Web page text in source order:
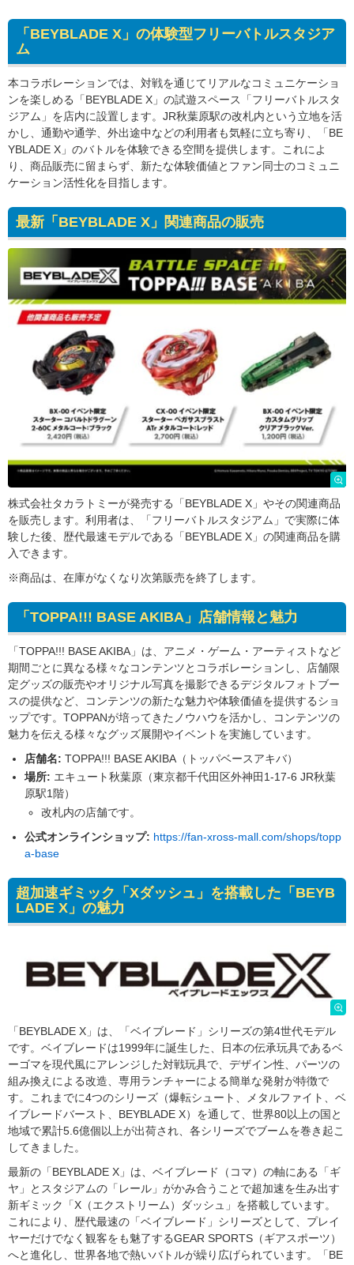
「BEYBLADE X」の体験型フリーバトルスタジア
ム
本コラボレーションでは、対戦を通じてリアルなコミュニケーショ
ンを楽しめる「BEYBLADE X」の試遊スペース「フリーバトルスタ
ジアム」を店内に設置します。JR秋葉原駅の改札内という立地を活
かし、通勤や通学、外出途中などの利用者も気軽に立ち寄り、「BE
YBLADE X」のバトルを体験できる空間を提供します。これによ
り、商品販売に留まらず、新たな体験価値とファン同士のコミュニ
ケーション活性化を目指します。
最新「BEYBLADE X」関連商品の販売
株式会社タカラトミーが発売する「BEYBLADE X」やその関連商品
を販売します。利用者は、「フリーバトルスタジアム」で実際に体
験した後、歴代最速モデルである「BEYBLADE X」の関連商品を購
入できます。
※商品は、在庫がなくなり次第販売を終了します。
「TOPPA!!! BASE AKIBA」店舗情報と魅力
「TOPPA!!! BASE AKIBA」は、アニメ・ゲーム・アーティストなど
期間ごとに異なる様々なコンテンツとコラボレーションし、店舗限
定グッズの販売やオリジナル写真を撮影できるデジタルフォトブー
スの提供など、コンテンツの新たな魅力や体験価値を提供するショ
ップです。TOPPANが培ってきたノウハウを活かし、コンテンツの
魅力を伝える様々なグッズ展開やイベントを実施しています。
店舗名: TOPPA!!! BASE AKIBA（トッパベースアキバ）
場所: エキュート秋葉原（東京都千代田区外神田1-17-6 JR秋葉
原駅1階）
改札内の店舗です。
公式オンラインショップ: https://fan-xross-mall.com/shops/topp
a-base
超加速ギミック「Xダッシュ」を搭載した「BEYB
LADE X」の魅力
「BEYBLADE X」は、「ベイブレード」シリーズの第4世代モデル
です。ベイブレードは1999年に誕生した、日本の伝承玩具であるベ
ーゴマを現代風にアレンジした対戦玩具で、デザイン性、パーツの
組み換えによる改造、専用ランチャーによる簡単な発射が特徴で
す。これまでに4つのシリーズ（爆転シュート、メタルファイト、ベ
イブレードバースト、BEYBLADE X）を通して、世界80以上の国と
地域で累計5.6億個以上が出荷され、各シリーズでブームを巻き起こ
してきました。
最新の「BEYBLADE X」は、ベイブレード（コマ）の軸にある「ギ
ヤ」とスタジアムの「レール」がかみ合うことで超加速を生み出す
新ギミック「X（エクストリーム）ダッシュ」を搭載しています。
これにより、歴代最速の「ベイブレード」シリーズとして、プレイ
ヤーだけでなく観客をも魅了するGEAR SPORTS（ギアスポーツ）
へと進化し、世界各地で熱いバトルが繰り広げられています。「BE